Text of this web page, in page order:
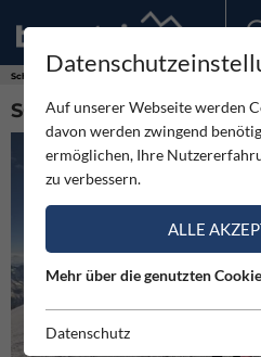
Schlagworte
SCHLAGWORT: SEVEN
Auf unserer Webseite werden
davon werden zwingend
ermöglichen, Ihre
zu verbessern.
ALLE
Mehr über die genutzten
Datenschutz